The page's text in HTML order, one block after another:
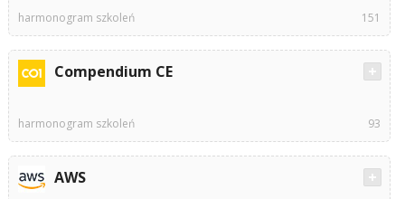
harmonogram szkoleń 151
Compendium CE
harmonogram szkoleń 93
AWS